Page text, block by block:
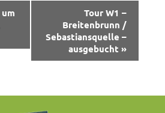
Tour W1 –
Breitenbrunn /
Sebastiansquelle –
ausgebucht »